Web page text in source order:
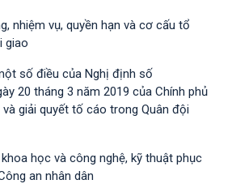
nhiệm vụ, quyền hạn và cơ cấu tổ
giao
số điều của Nghị định số
20 tháng 3 năm 2019 của Chính phủ
giải quyết tố cáo trong Quân đội
học và công nghệ, kỹ thuật phục
an nhân dân